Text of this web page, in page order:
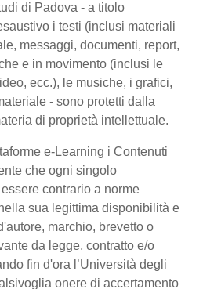
di Padova - a titolo
i testi (inclusi materiali
messaggi, documenti, report,
e in movimento (inclusi le
ecc.), le musiche, i grafici,
- sono protetti dalla
di proprietà intellettuale.
e-Learning i Contenuti
che ogni singolo
contrario a norme
sua legittima disponibilità e
marchio, brevetto o
da legge, contratto e/o
fin d'ora l’Università degli
onere di accertamento